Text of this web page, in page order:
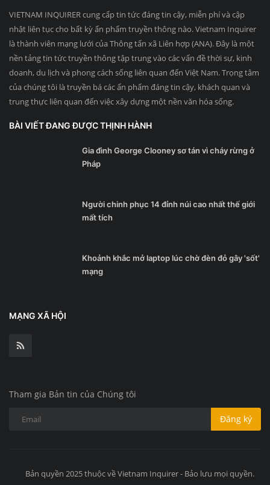
VIETNAM INQUIRER cung cấp tin tức đáng tin cậy, miễn phí và cập
nhật liên tục cho bất kỳ ấn phẩm truyền thông nào. Vietnam Inquirer
là thành viên mạng lưới của Thông tấn xã Liên hợp (ANA). Đây là một
nền tảng tin tức truyền thông tập trung vào các vấn đề thời sự, kinh
doanh, du lịch và phong cách sống liên quan đến Việt Nam. Trọng tâm
của chúng tôi là truyền bá các ấn phẩm đáng tin cậy, khách quan và
trung thực liên quan đến việc xây dựng một nền văn hóa sống.
BÀI VIẾT ĐANG ĐƯỢC THỊNH HÀNH
Gia đình George Clooney sơ tán vì cháy rừng ở
Pháp
Người chinh phục 14 đỉnh núi cao nhất thế giới
mất tích
Khoảnh khắc mở laptop lúc chờ đèn đỏ gây 'sốt'
mạng
MẠNG XÃ HỘI
Tham gia Bản tin của Chúng tôi
Đăng ký
Bản quyền 2025 thuộc về Vietnam Inquirer - Bảo lưu mọi quyền.